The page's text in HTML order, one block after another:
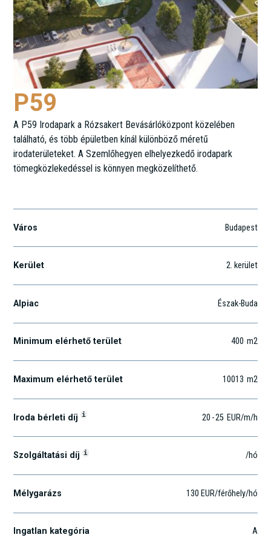
P59
A P59 Irodapark a Rózsakert Bevásárlóközpont közelében
található, és több épületben kínál különböző méretű
irodaterületeket. A Szemlőhegyen elhelyezkedő irodapark
tömegközlekedéssel is könnyen megközelíthető.
Város Budapest
Kerület 2. kerület
Alpiac Észak-Buda
Minimum elérhető terület 400 m2
Maximum elérhető terület 10013 m2
Iroda bérleti díj i 20 -25 EUR/m/h
Szolgáltatási díj i /hó
Mélygarázs 130 EUR/férőhely/hó
Ingatlan kategória A